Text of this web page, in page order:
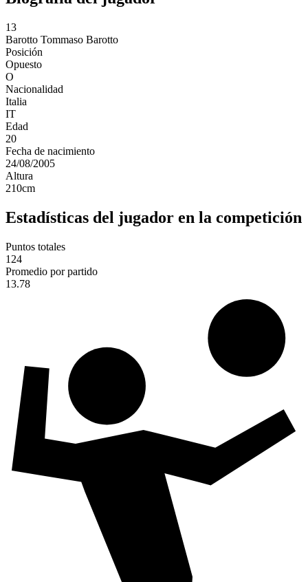
13
Barotto Tommaso Barotto
Posición
Opuesto
O
Nacionalidad
Italia
IT
Edad
20
Fecha de nacimiento
24/08/2005
Altura
210cm
Estadísticas del jugador en la competición
Puntos totales
124
Promedio por partido
13.78